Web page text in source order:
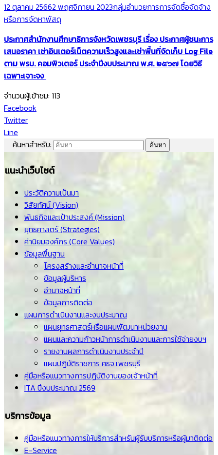
12 ตุลาคม 25662 พฤศจิกายน 2023กลุ่มอำนวยการการจัดซื้อจัดจ้าง
หรือการจัดหาพัสดุ
ประกาศสำนักงานศึกษาธิการจังหวัดเพชรบุรีเรื่อง ประกาศผู้ชนะการ
เสนอราคา เช่าอินเตอร์เน็ตความเร็วสูงและเช่าพื้นที่จัดเก็บ Log File
ตาม พรบ. คอมพิวเตอร์ ประจำปีงบประมาณ พ.ศ. ๒๕๖๗ โดยวิธี
เฉพาะเจาะจง
จำนวนผู้เข้าชม: 113
Facebook
Twitter
Line
ค้นหาสำหรับ:
แนะนำเว็บไซต์
ประวัติความเป็นมา
วิสัยทัศน์ (Vision)
พันธกิจและเป้าประสงค์ (Mission)
ยุทธศาสตร์ (Strategies)
ค่านิยมองค์กร (Core Values)
ข้อมูลพื้นฐาน
โครงสร้างและอำนาจหน้าที่
ข้อมูลผู้บริหาร
อำนาจหน้าที่
ข้อมูลการติดต่อ
แผนการดำเนินงานและงบประมาณ
แผนยุทธศาสตร์หรือแผนพัฒนาหน่วยงาน
แผนและความก้าวหน้าการดำเนินงานและการใช้จ่ายงบฯ
รายงานผลการดำเนินงานประจำปี
แผนปฏิบัติราชการ ศธจ.เพชรบุรี
คู่มือหรือแนวทางการปฏิบัติงานของเจ้าหน้าที่
ITA ปีงบประมาณ 2569
บริการข้อมูล
คู่มือหรือแนวทางการให้บริการสำหรับผู้รับบริการหรือผู้มาติดต่อ
E-Service